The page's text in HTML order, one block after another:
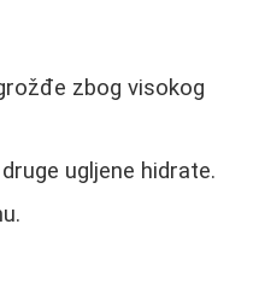
zbog visokog
ugljene hidrate.